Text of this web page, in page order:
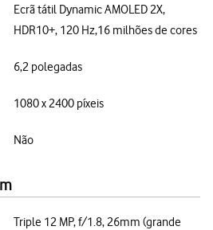
Ecrã tátil Dynamic AMOLED 2X,
HDR10+, 120 Hz,16 milhões de cores
6,2 polegadas
1080 x 2400 píxeis
Não
Triple 12 MP, f/1.8, 26mm (grande